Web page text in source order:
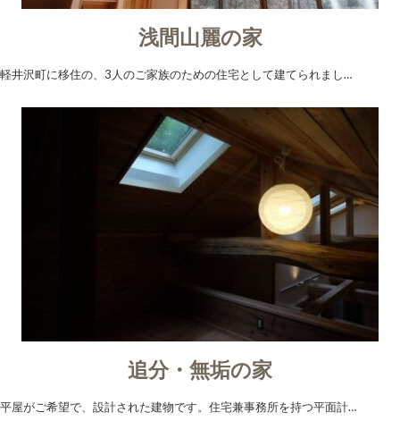
浅間山麗の家
軽井沢町に移住の、3人のご家族のための住宅として建てられまし…
追分・無垢の家
平屋がご希望で、設計された建物です。住宅兼事務所を持つ平面計…